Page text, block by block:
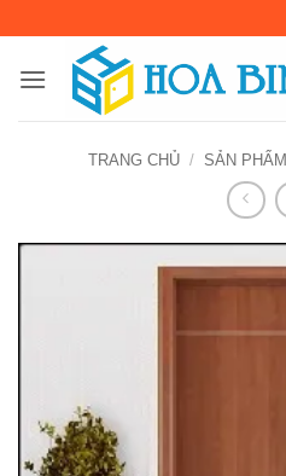
nội
TRANG CHỦ / SẢN PHẨM